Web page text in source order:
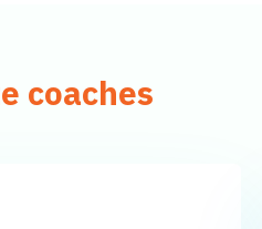
coaches